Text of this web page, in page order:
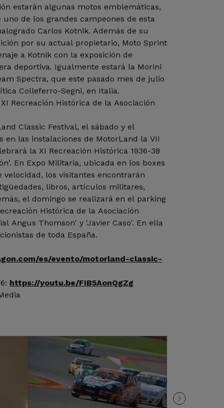
estarán algunas motos emblemáticas,
uno de los grandes campeones de esta
Carlos Kotnik. Además de su
por su actual propietario, Moto Sprint
a Kotnik con la exposición de
deportiva. Igualmente estará la Morini
Spectra, que este pasado mes de julio
Colleferro-Segni, en Italia.
Recreación Histórica de la Asociación
Classic Festival, el sábado y el
en las instalaciones de MotorLand la VII
la XI Recreación Histórica 1936-38
En Expo Militaria, ubicada en los boxes
los visitantes encontrarán
libros, artículos militares,
el domingo se realizará en el parking
Histórica de la Asociación
Angus Thomson' y 'Javier Caso'. En ella
de toda España.
es/evento/motorland-classic-
https://youtu.be/FIB5AonQgZg